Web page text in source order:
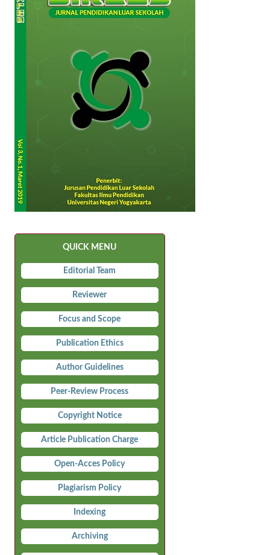
QUICK MENU
Editorial Team
Reviewer
Focus and Scope
Publication Ethics
Author Guidelines
Peer-Review Process
Copyright Notice
Article Publication Charge
Open-Acces Policy
Plagiarism Policy
Indexing
Archiving